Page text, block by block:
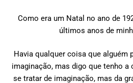
Como era um Natal no ano de
últimos anos de
Havia qualquer coisa que alguém
imaginação, mas digo que tenho a
se tratar de imaginação, mas da